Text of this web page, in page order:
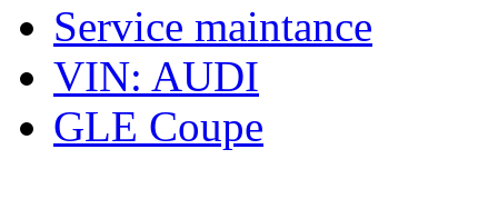
Service maintance
VIN: AUDI
GLE Coupe